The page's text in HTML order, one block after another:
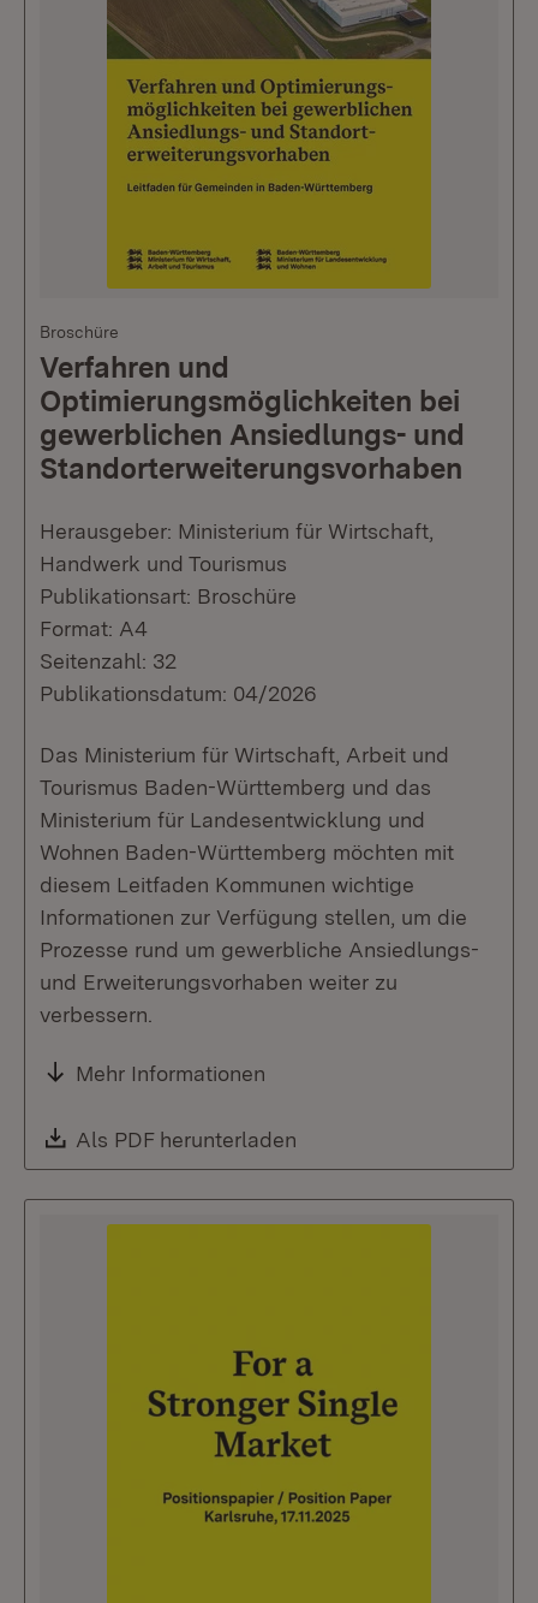
Broschüre
Verfahren und
Optimierungsmöglichkeiten bei
gewerblichen Ansiedlungs- und
Standorterweiterungsvorhaben
Herausgeber: Ministerium für Wirtschaft,
Handwerk und Tourismus
Publikationsart: Broschüre
Format: A4
Seitenzahl: 32
Publikationsdatum: 04/2026
Das Ministerium für Wirtschaft, Arbeit und
Tourismus Baden-Württemberg und das
Ministerium für Landesentwicklung und
Wohnen Baden-Württemberg möchten mit
diesem Leitfaden Kommunen wichtige
Informationen zur Verfügung stellen, um die
Prozesse rund um gewerbliche Ansiedlungs-
und Erweiterungsvorhaben weiter zu
verbessern.
Mehr Informationen
Download:
Als PDF herunterladen